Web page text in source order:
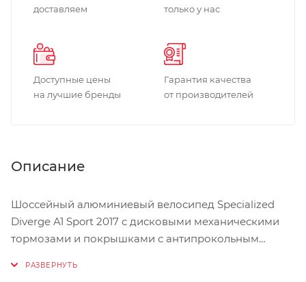
доставляем
только у нас
Доступные цены
на лучшие бренды
Гарантия качества
от производителей
Описание
Шоссейный алюминиевый велосипед Specialized
Diverge A1 Sport 2017 с дисковыми механическими
тормозами и покрышками с антипрокольным